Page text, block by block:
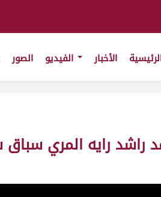
الأخبار الصور